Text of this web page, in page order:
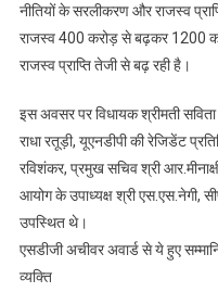
नीतियों के सरलीकरण और राजस्व
राजस्व 400 करोड़ से बढ़कर 1200
राजस्व प्राप्ति तेजी से बढ़ रही है।
इस अवसर पर विधायक श्रीमती
राधा रतूड़ी, यूएनडीपी की रेजिडेंट
रविशंकर, प्रमुख सचिव श्री
आयोग के उपाध्यक्ष श्री एस.एस.नेगी,
उपस्थित थे।
एसडीजी अचीवर अवार्ड से ये हुए
व्यक्ति